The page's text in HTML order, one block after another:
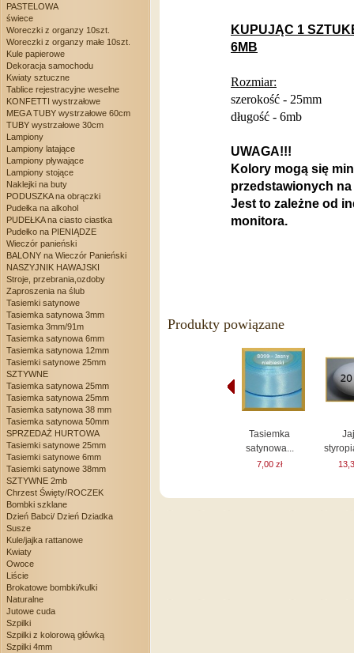
PASTELOWA
świece
Woreczki z organzy 10szt.
Woreczki z organzy małe 10szt.
Kule papierowe
Dekoracja samochodu
Kwiaty sztuczne
Tablice rejestracyjne weselne
KONFETTI wystrzałowe
MEGA TUBY wystrzałowe 60cm
TUBY wystrzałowe 30cm
Lampiony
Lampiony latające
Lampiony pływające
Lampiony stojące
Naklejki na buty
PODUSZKA na obrączki
Pudełka na alkohol
PUDEŁKA na ciasto ciastka
Pudełko na PIENIĄDZE
Wieczór panieński
BALONY na Wieczór Panieński
NASZYJNIK HAWAJSKI
Stroje, przebrania,ozdoby
Zaproszenia na ślub
Tasiemki satynowe
Tasiemka satynowa 3mm
Tasiemka 3mm/91m
Tasiemka satynowa 6mm
Tasiemka satynowa 12mm
Tasiemki satynowe 25mm
SZTYWNE
Tasiemka satynowa 25mm
Tasiemka satynowa 25mm
Tasiemka satynowa 38 mm
Tasiemka satynowa 50mm
SPRZEDAŻ HURTOWA
Tasiemki satynowe 25mm
Tasiemki satynowe 6mm
Tasiemki satynowe 38mm
SZTYWNE 2mb
Chrzest Święty/ROCZEK
Bombki szklane
Dzień Babci/ Dzień Dziadka
Susze
Kule/jajka rattanowe
Kwiaty
Owoce
Liście
Brokatowe bombki/kulki
Naturalne
Jutowe cuda
Szpilki
Szpilki z kolorową główką
Szpilki 4mm
KUPUJĄC 1
6MB
Rozmiar:
szerokość - 25mm
długość - 6mb
UWAGA!!!
Kolory mogą się
przedstawionych
Jest to zależne od
monitora.
Produkty powiązane
Tasiemka
satynowa...
7,00 zł